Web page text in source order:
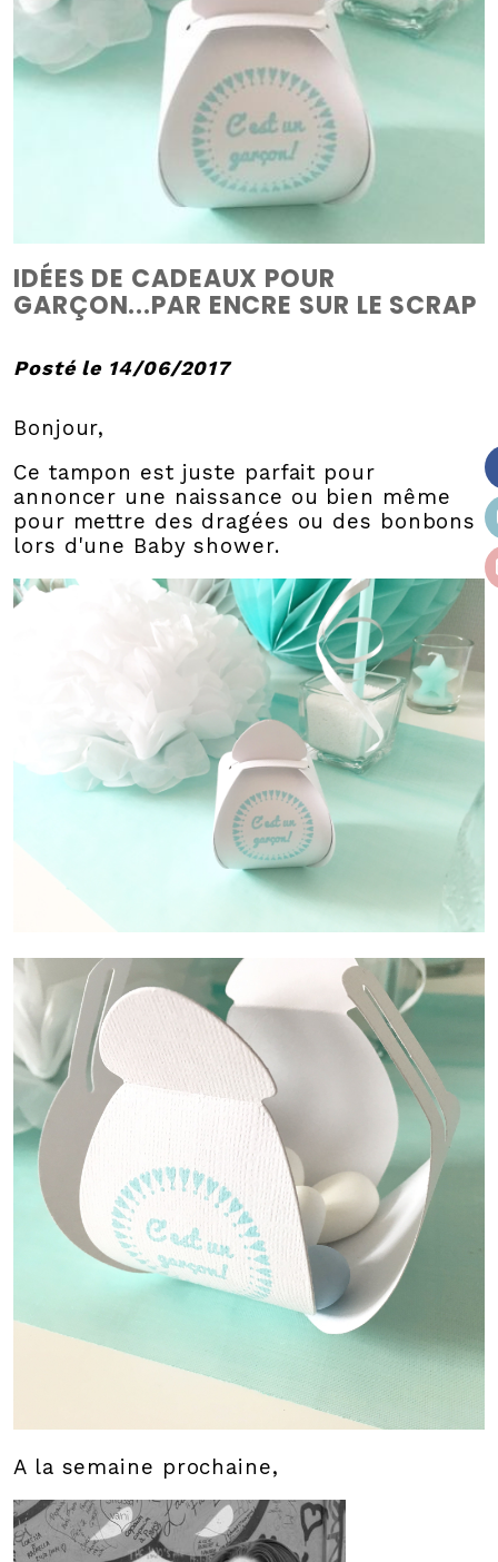
IDÉES DE CADEAUX POUR
GARÇON...PAR ENCRE SUR LE SCRAP
Posté le 14/06/2017
Bonjour,
Ce tampon est juste parfait pour
annoncer une naissance ou bien même
pour mettre des dragées ou des bonbons
lors d'une Baby shower.
A la semaine prochaine,